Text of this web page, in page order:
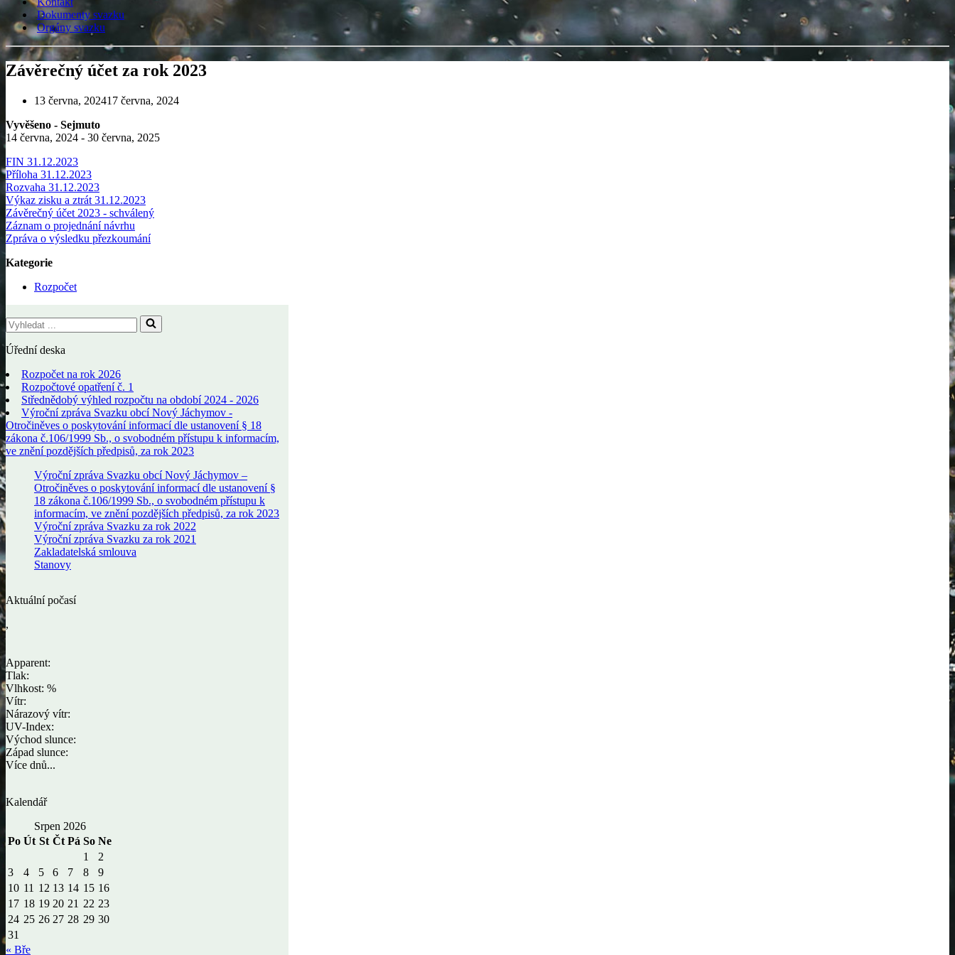
Dokumenty svazku
Orgány svazku
Závěrečný účet za rok 2023
13 června, 202417 června, 2024
Vyvěšeno - Sejmuto
14 června, 2024 - 30 června, 2025
FIN 31.12.2023
Příloha 31.12.2023
Rozvaha 31.12.2023
Výkaz zisku a ztrát 31.12.2023
Závěrečný účet 2023 - schválený
Záznam o projednání návrhu
Zpráva o výsledku přezkoumání
Kategorie
Rozpočet
Vyhledat
...
Úřední deska
Rozpočet na rok 2026
Rozpočtové opatření č. 1
Střednědobý výhled rozpočtu na období 2024 - 2026
Výroční zpráva Svazku obcí Nový Jáchymov -
Otročiněves o poskytování informací dle ustanovení § 18
zákona č.106/1999 Sb., o svobodném přístupu k informacím,
ve znění pozdějších předpisů, za rok 2023
Výroční zpráva Svazku obcí Nový Jáchymov –
Otročiněves o poskytování informací dle ustanovení §
18 zákona č.106/1999 Sb., o svobodném přístupu k
informacím, ve znění pozdějších předpisů, za rok 2023
Výroční zpráva Svazku za rok 2022
Výroční zpráva Svazku za rok 2021
Zakladatelská smlouva
Stanovy
Aktuální počasí
,
Apparent:
Tlak:
Vlhkost: %
Vítr:
Nárazový vítr:
UV-Index:
Východ slunce:
Západ slunce:
Více dnů...
Kalendář
Srpen 2026
Po Út St Čt Pá So Ne
1
2
3
4 5 6 7 8
9
10 11 12 13 14 15 16
17 18 19 20 21 22 23
24 25 26 27 28 29 30
31
« Bře